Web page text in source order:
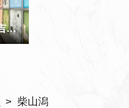
柴山潟
中谷宇吉郎 雪の科学館 内観